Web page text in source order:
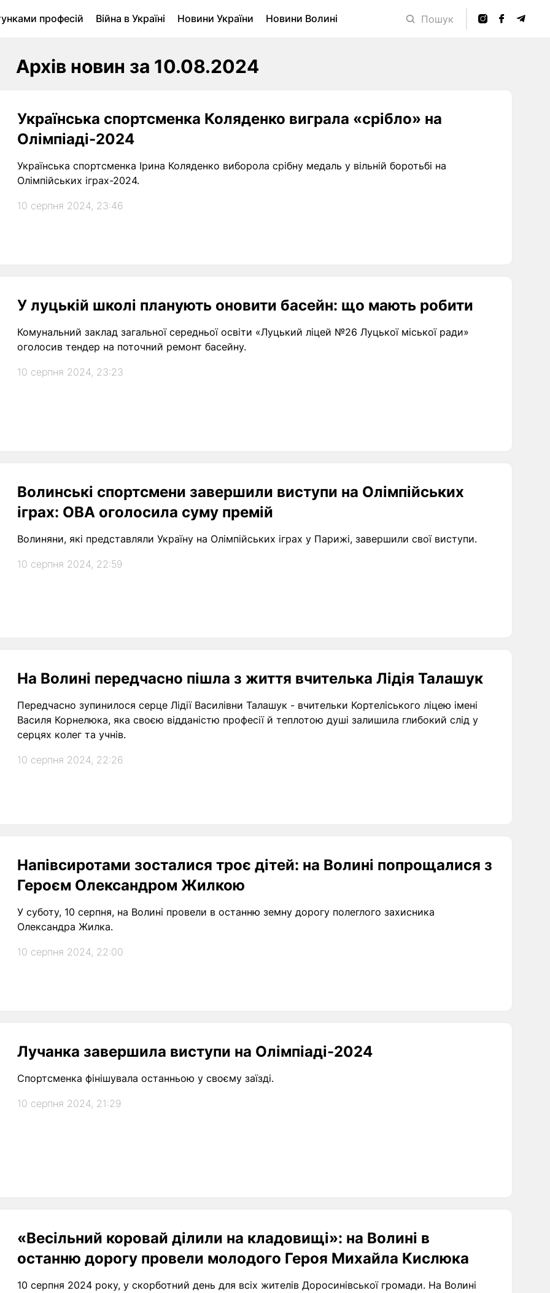
професій Війна в Україні Новини України
Новини Волині
Пошук
Архів новин за 10.08.2024
Українська спортсменка Коляденко виграла «срібло» на
Олімпіаді-2024
Українська спортсменка Ірина Коляденко виборола срібну медаль у вільній боротьбі на
Олімпійських іграх-2024.
10 серпня 2024, 23:46
У луцькій школі планують оновити басейн: що мають робити
Комунальний заклад загальної середньої освіти «Луцький ліцей №26 Луцької міської ради»
оголосив тендер на поточний ремонт басейну.
10 серпня 2024, 23:23
Волинські спортсмени завершили виступи на Олімпійських
іграх: ОВА оголосила суму премій
Волиняни, які представляли Україну на Олімпійських іграх у Парижі, завершили свої виступи.
10 серпня 2024, 22:59
На Волині передчасно пішла з життя вчителька Лідія Талашук
Передчасно зупинилося серце Лідії Василівни Талашук - вчительки Кортеліського ліцею імені
Василя Корнелюка, яка своєю відданістю професії й теплотою душі залишила глибокий слід у
серцях колег та учнів.
10 серпня 2024, 22:26
Напівсиротами зосталися троє дітей: на Волині попрощалися з
Героєм Олександром Жилкою
У суботу, 10 серпня, на Волині провели в останню земну дорогу полеглого захисника
Олександра Жилка.
10 серпня 2024, 22:00
Лучанка завершила виступи на Олімпіаді-2024
Спортсменка фінішувала останньою у своєму заїзді.
10 серпня 2024, 21:29
«Весільний коровай ділили на кладовищі»: на Волині в
останню дорогу провели молодого Героя Михайла Кислюка
10 серпня 2024 року, у скорботний день для всіх жителів Доросинівської громади. На Волині